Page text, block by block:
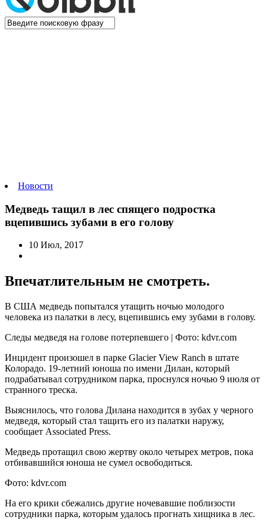
Новости
Медведь тащил в лес спящего подростка
вцепившись зубами в его голову
10 Июл, 2017
Впечатлительным не смотреть.
В США медведь попытался утащить ночью молодого
человека из палатки в лесу, вцепившись ему зубами в голову.
Следы медведя на голове потерпевшего | Фото: kdvr.com
Инцидент произошел в парке Glacier View Ranch в штате
Колорадо. 19-летний юноша по имени Дилан, который
подрабатывал сотрудником парка, проснулся ночью 9 июля от
странного треска.
Выяснилось, что голова Дилана находится в зубах у черного
медведя, который стал тащить его из палатки наружу,
сообщает Associatеd Press.
Медведь протащил свою жертву около четырех метров, пока
отбивавшийся юноша не сумел освободиться.
Фото: kdvr.com
На его крики сбежались другие ночевавшие поблизости
сотрудники парка, которым удалось прогнать хищника в лес.